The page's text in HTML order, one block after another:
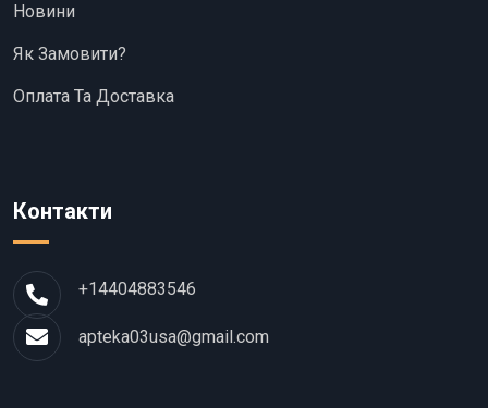
Новини
Як Замовити?
Оплата Та Доставка
Контакти
+14404883546
apteka03usa@gmail.com